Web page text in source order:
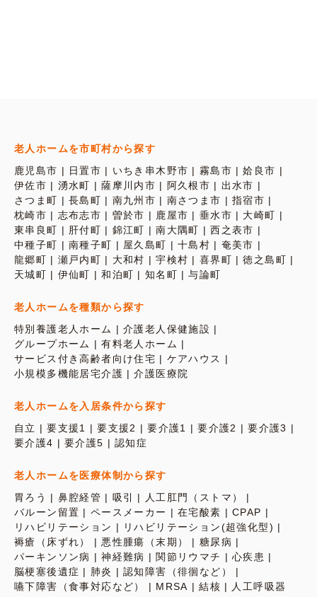
老人ホームを市町村から探す
鹿児島市
日置市 いちき串木野市 霧島市
姶良市
伊佐市
湧水町 薩摩川内市 阿久根市
出水市
さつま町
長島町 南九州市 南さつま市
指宿市
枕崎市
志布志市 曽於市 鹿屋市 垂水市
大崎町
東串良町
肝付町 錦江町 南大隅町
西之表市
中種子町
南種子町 屋久島町 十島村
奄美市
龍郷町
瀬戸内町 大和村 宇検村 喜界町
徳之島町
天城町
伊仙町 和泊町 知名町 与論町
老人ホームを種類から探す
特別養護老人ホーム
介護老人保健施設
グループホーム
有料老人ホーム
サービス付き高齢者向け住宅
ケアハウス
小規模多機能居宅介護
介護医療院
老人ホームを入居条件から探す
自立
要支援1 要支援2 要介護1 要介護2
要介護3
要介護4
要介護5 認知症
老人ホームを医療体制から探す
胃ろう
鼻腔経管 吸引
人工肛門（ストマ）
バルーン留置
ペースメーカー 在宅酸素
CPAP
リハビリテーション
リハビリテーション(超強化型)
褥瘡（床ずれ）
悪性腫瘍（末期）
糖尿病
パーキンソン病
神経難病 関節リウマチ
心疾患
脳梗塞後遺症
肺炎
認知障害（徘徊など）
嚥下障害（食事対応など）
MRSA 結核 人工呼吸器